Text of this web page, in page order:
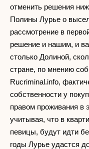
отменить решения
Полины Лурье о
рассмотрение в
решение и нашим, и
столько Долиной,
стране, по мнению
Rucriminal.info,
собственности у
правом проживания в
учитывая, что в
певицы, будут идти
годы Лурье удастся